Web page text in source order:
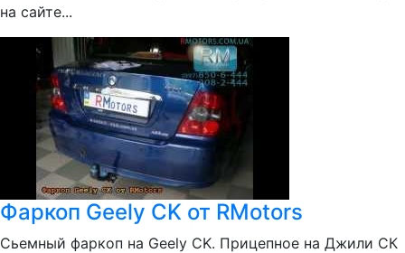
на сайте...
Фаркоп Geely CK от RMotors
Сьемный фаркоп на Geely CK. Прицепное на Джили СК